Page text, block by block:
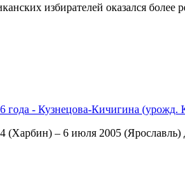
избирателей оказался
года - Кузнецова-Кичигина
(Харбин) – 6 июля 2005